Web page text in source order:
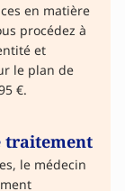
en matière
procédez à
et
le plan de
€.
traitement
le médecin